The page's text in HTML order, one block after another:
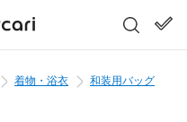
着物・浴衣 和装用バッグ